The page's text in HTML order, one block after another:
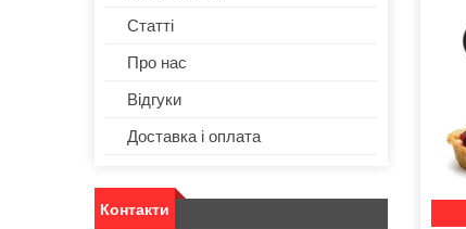
Статті
Про нас
Відгуки
Доставка і оплата
Контакти